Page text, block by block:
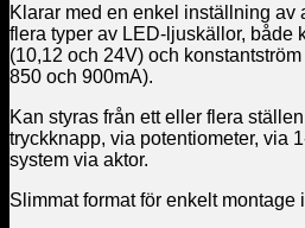
Klarar med en enkel inställning av
flera typer av LED-ljuskällor, både
(10,12 och 24V) och
850 och 900mA).
Kan styras från ett eller flera
tryckknapp, via potentiometer, via
system via aktor.
Slimmat format för enkelt montage